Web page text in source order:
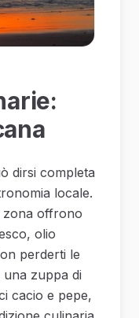
dirsi completa
locale.
zona offrono
olio
perderti le
zuppa di
cacio e pepe,